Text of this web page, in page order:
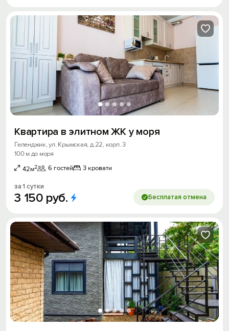
Квартира в элитном ЖК у моря
Геленджик, ул. Крымская, д.22, корп. 3
100 м до моря
42м2 6 гостей 3 кровати
за 1 сутки
3 150 руб. Бесплатая отмена